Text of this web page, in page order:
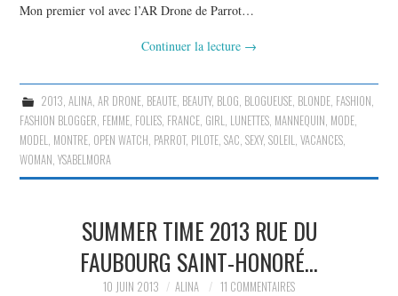
Mon premier vol avec l’AR Drone de Parrot…
Continuer la lecture →
2013, ALINA, AR DRONE, BEAUTE, BEAUTY, BLOG, BLOGUEUSE, BLONDE, FASHION,
FASHION BLOGGER, FEMME, FOLIES, FRANCE, GIRL, LUNETTES, MANNEQUIN, MODE,
MODEL, MONTRE, OPEN WATCH, PARROT, PILOTE,SAC,SEXY,SOLEIL,VACANCES,
WOMAN,YSABELMORA
SUMMER TIME 2013 RUE DU
FAUBOURG SAINT-HONORÉ…
10 JUIN 2013 ALINA 11 COMMENTAIRES